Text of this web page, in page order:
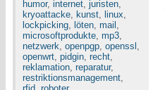
humor, internet, juristen,
kryoattacke, kunst, linux,
lockpicking, löten, mail ,
microsoftprodukte, mp3,
netzwerk, openpgp, openssl ,
openwrt, pidgin, recht,
reklamation, reparatur,
restriktionsmanagement,